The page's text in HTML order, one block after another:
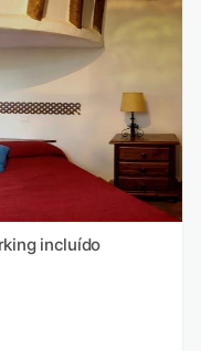
incluído